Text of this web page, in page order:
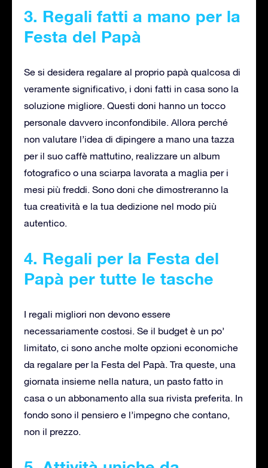
3. Regali fatti a mano per la
Festa del Papà
Se si desidera regalare al proprio papà qualcosa di
veramente significativo, i doni fatti in casa sono la
soluzione migliore. Questi doni hanno un tocco
personale davvero inconfondibile. Allora perché
non valutare l’idea di dipingere a mano una tazza
per il suo caffè mattutino, realizzare un album
fotografico o una sciarpa lavorata a maglia per i
mesi più freddi. Sono doni che dimostreranno la
tua creatività e la tua dedizione nel modo più
autentico.
4. Regali per la Festa del
Papà per tutte le tasche
I regali migliori non devono essere
necessariamente costosi. Se il budget è un po’
limitato, ci sono anche molte opzioni economiche
da regalare per la Festa del Papà. Tra queste, una
giornata insieme nella natura, un pasto fatto in
casa o un abbonamento alla sua rivista preferita. In
fondo sono il pensiero e l’impegno che contano,
non il prezzo.